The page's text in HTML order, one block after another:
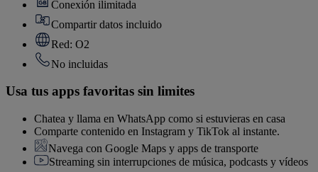
Conexión ilimitada
Compartir datos incluido
Red: O2
No incluidas
Usa tus apps favoritas sin limites
Chatea y llama en WhatsApp como si estuvieras en casa
Comparte contenido en Instagram y TikTok al instante.
Navega con Google Maps y apps de transporte
Streaming sin interrupciones de música, podcasts y vídeos